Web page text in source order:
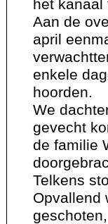
het kanaal
Aan de
april
enkele
hoorden.
We
gevecht
de familie
Telkens
Opvallend